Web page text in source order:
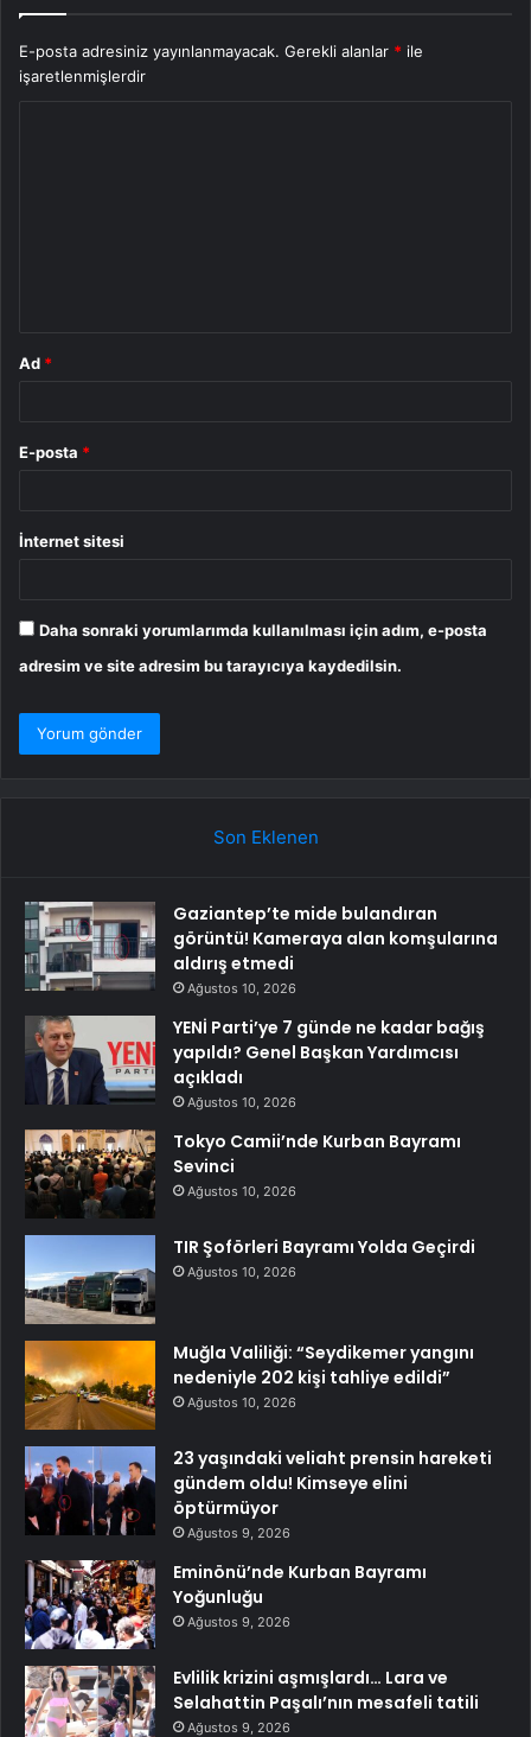
E-posta adresiniz yayınlanmayacak. Gerekli alanlar * ile
işaretlenmişlerdir
Ad *
E-posta *
İnternet sitesi
Daha sonraki yorumlarımda kullanılması için adım, e-posta
adresim ve site adresim bu tarayıcıya kaydedilsin.
Son Eklenen
Gaziantep’te mide bulandıran
görüntü! Kameraya alan komşularına
aldırış etmedi
Ağustos 10, 2026
YENİ Parti’ye 7 günde ne kadar bağış
yapıldı? Genel Başkan Yardımcısı
açıkladı
Ağustos 10, 2026
Tokyo Camii’nde Kurban Bayramı
Sevinci
Ağustos 10, 2026
TIR Şoförleri Bayramı Yolda Geçirdi
Ağustos 10, 2026
Muğla Valiliği: “Seydikemer yangını
nedeniyle 202 kişi tahliye edildi”
Ağustos 10, 2026
23 yaşındaki veliaht prensin hareketi
gündem oldu! Kimseye elini
öptürmüyor
Ağustos 9, 2026
Eminönü’nde Kurban Bayramı
Yoğunluğu
Ağustos 9, 2026
Evlilik krizini aşmışlardı… Lara ve
Selahattin Paşalı’nın mesafeli tatili
Ağustos 9, 2026